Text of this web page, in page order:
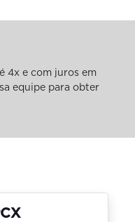
4x e com juros em
equipe para obter